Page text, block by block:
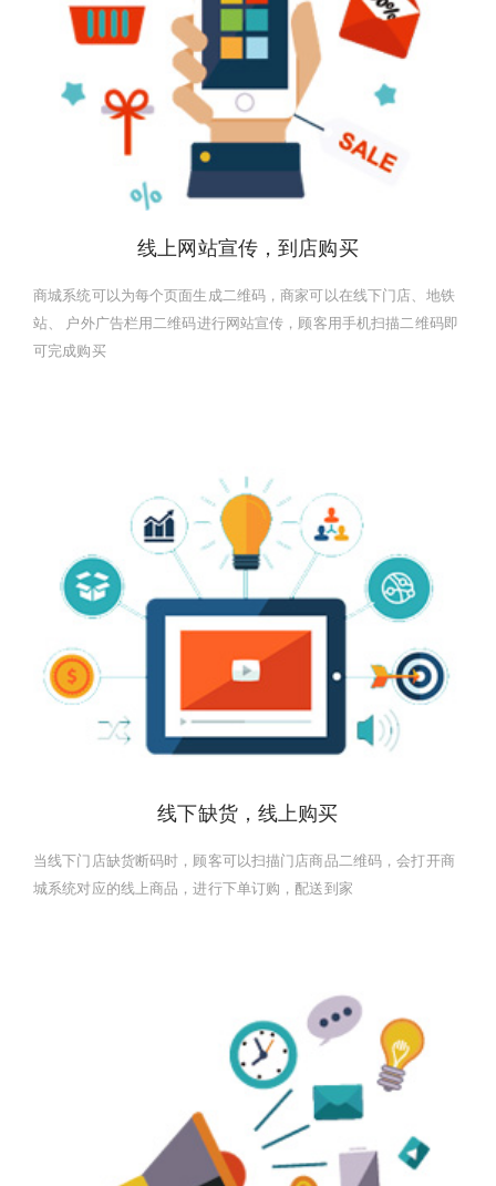
线上网站宣传，到店购买
商城系统可以为每个页面生成二维码，商家可以在线下门店、地铁
站、 户外广告栏用二维码进行网站宣传，顾客用手机扫描二维码即
可完成购买
线下缺货，线上购买
当线下门店缺货断码时，顾客可以扫描门店商品二维码，会打开商
城系统对应的线上商品，进行下单订购，配送到家